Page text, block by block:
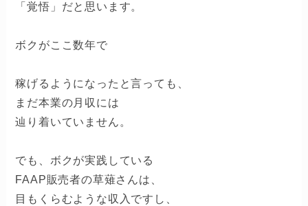
「覚悟」だと思います。
ボクがここ数年で
稼げるようになったと言っても、
まだ本業の月収には
辿り着いていません。
でも、ボクが実践している
FAAP販売者の草薙さんは、
目もくらむような収入ですし、